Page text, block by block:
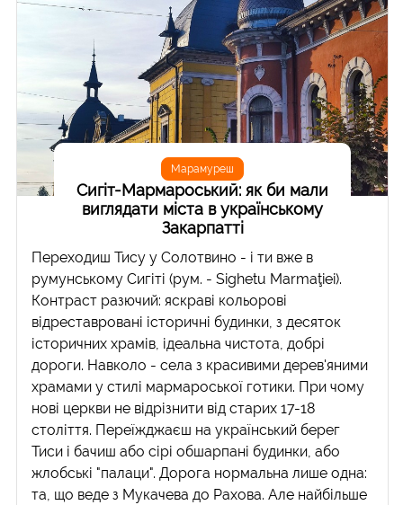
Марамуреш
Сигіт-Мармароський: як би мали
виглядати міста в українському
Закарпатті
Переходиш Тису у Солотвино - і ти вже в
румунському Сигіті (рум. - Sighetu Marmaţiei).
Контраст разючий: яскраві кольорові
відреставровані історичні будинки, з десяток
історичних храмів, ідеальна чистота, добрі
дороги. Навколо - села з красивими дерев'яними
храмами у стилі мармароської готики. При чому
нові церкви не відрізнити від старих 17-18
століття. Переїжджаєш на український берег
Тиси і бачиш або сірі обшарпані будинки, або
жлобські "палаци". Дорога нормальна лише одна:
та, що веде з Мукачева до Рахова. Але найбільше